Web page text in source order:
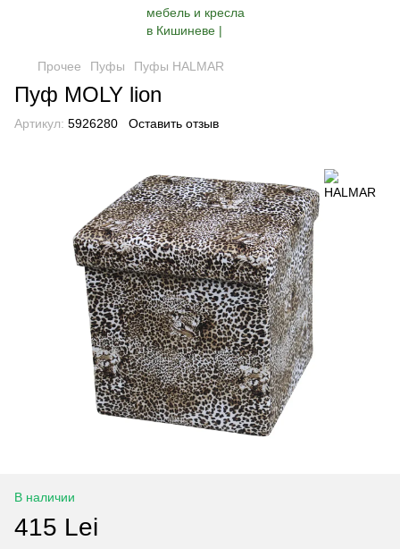
Прочее Пуфы Пуфы HALMAR
Пуф MOLY lion
Артикул: 5926280 Оставить отзыв
В наличии
415 Lei